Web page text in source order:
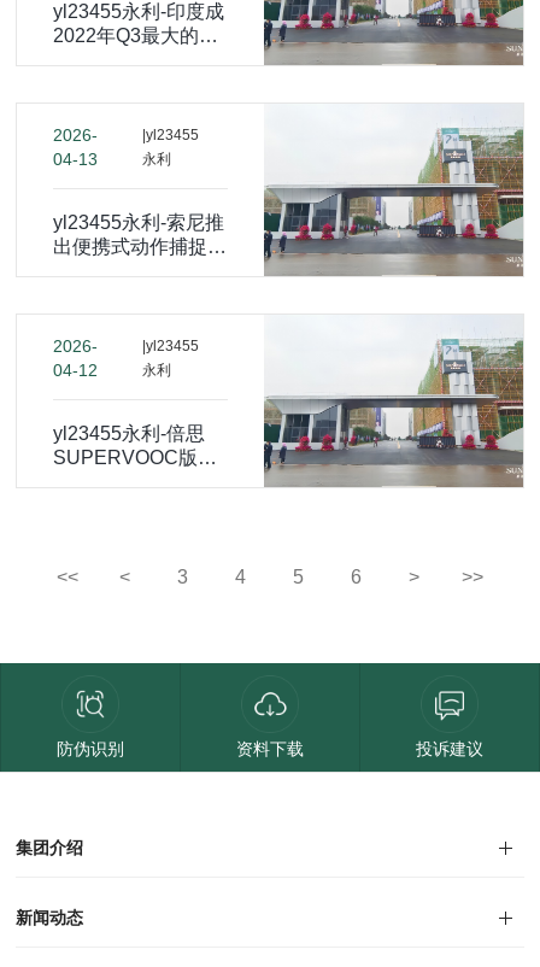
yl23455永利-印度成
2022年Q3最大的智
2026-
04-13
|yl23455
永利
yl23455永利-索尼推
出便携式动作捕捉设
2026-
04-12
|yl23455
永利
yl23455永利-倍思
SUPERVOOC版闪
<< < 3 4 5 6 > >>
防伪识别 资料下载 投诉建议
集团介绍
防伪识别
企业文化
人才招聘
商学院
VR全景展厅
董事长介绍
新闻动态